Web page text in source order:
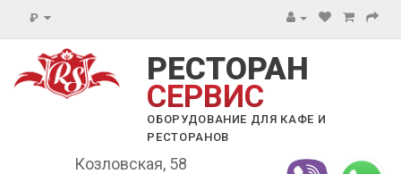
₽
РЕСТОРАН
СЕРВИС
ОБОРУДОВАНИЕ ДЛЯ КАФЕ И
РЕСТОРАНОВ
Козловская, 58